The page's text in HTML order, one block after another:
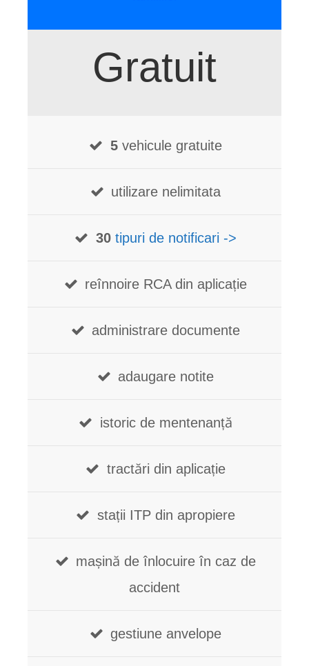
Gratuit
5vehicule gratuite
utilizare nelimitata
30 tipuri de notificari ->
reînnoire RCA din aplicație
administrare documente
adaugare notite
istoric de mentenanță
tractări din aplicație
stații ITP din apropiere
mașină de înlocuire în caz de
accident
gestiune anvelope